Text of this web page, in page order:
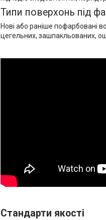
Типи поверхонь під
Нові або раніше пофарбовані
цегельних, зашпакльованих,
Стандарти якості